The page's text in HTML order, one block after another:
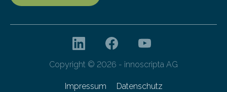
Copyright © 2026 - innoscripta AG
Impressum Datenschutz